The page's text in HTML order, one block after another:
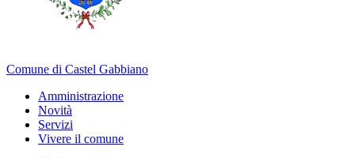
Comune di Castel Gabbiano
Amministrazione
Novità
Servizi
Vivere il comune